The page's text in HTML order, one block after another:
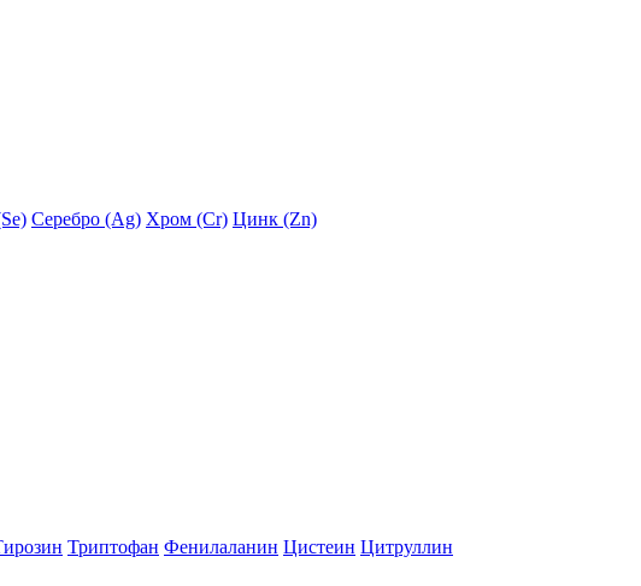
Серебро (Ag) Хром (Cr) Цинк (Zn)
Триптофан Фенилаланин Цистеин Цитруллин